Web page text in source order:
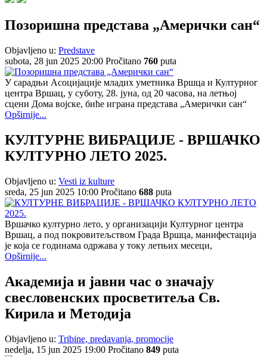
Позоришна представа „Амерички сан“
Objavljeno u: Predstave
subota, 28 jun 2025 20:00 Pročitano 760 puta
У сарадњи Асоцијације младих уметника Вршца и Културног
центра Вршац, у суботу, 28. јуна, од 20 часова, на летњој
сцени Дома војске, биће играна представа „Амерички сан“
Opširnije...
КУЛТУРНЕ ВИБРАЦИЈЕ - ВРШАЧКО
КУЛТУРНО ЛЕТО 2025.
Objavljeno u: Vesti iz kulture
sreda, 25 jun 2025 10:00 Pročitano 688 puta
Вршачко културно лето, у организацији Културног центра
Вршац, а под покровитељством Града Вршца, манифестација
је која се годинама одржава у току летњих месеци,
Opširnije...
Академија и јавни час о значају
свесловенских просветитеља Св.
Кирила и Методија
Objavljeno u: Tribine, predavanja, promocije
nedelja, 15 jun 2025 19:00 Pročitano 849 puta